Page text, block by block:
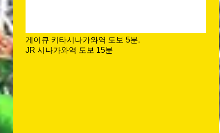
게이큐 키타시나가와역 도보 5분.
JR 시나가와역 도보 15분